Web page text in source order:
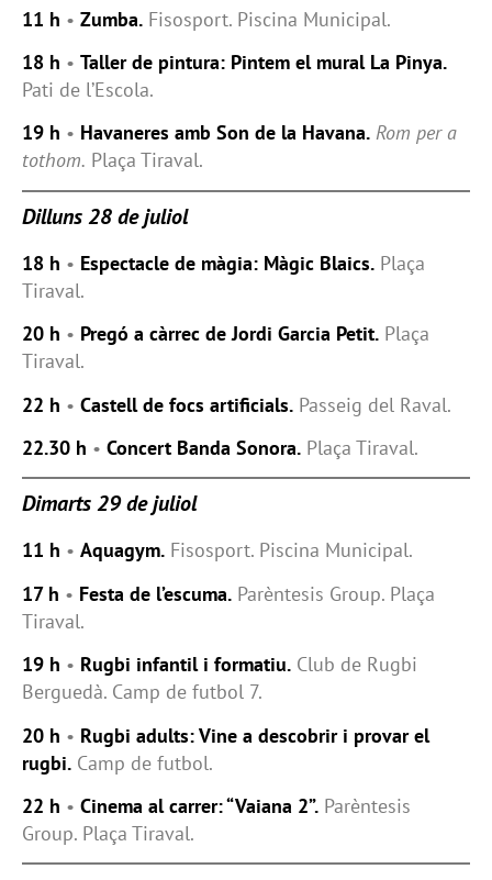
11 h • Zumba. Fisosport. Piscina Municipal.
18 h • Taller de pintura: Pintem el mural La Pinya.
Pati de l’Escola.
19 h • Havaneres amb Son de la Havana. Rom per a
tothom. Plaça Tiraval.
Dilluns 28 de juliol
18 h • Espectacle de màgia: Màgic Blaics. Plaça
Tiraval.
20 h • Pregó a càrrec de Jordi Garcia Petit. Plaça
Tiraval.
22 h • Castell de focs artificials. Passeig del Raval.
22.30 h • Concert Banda Sonora. Plaça Tiraval.
Dimarts 29 de juliol
11 h • Aquagym. Fisosport. Piscina Municipal.
17 h • Festa de l’escuma. Parèntesis Group. Plaça
Tiraval.
19 h • Rugbi infantil i formatiu. Club de Rugbi
Berguedà. Camp de futbol 7.
20 h • Rugbi adults: Vine a descobrir i provar el
rugbi. Camp de futbol.
22 h • Cinema al carrer: “Vaiana 2”. Parèntesis
Group. Plaça Tiraval.